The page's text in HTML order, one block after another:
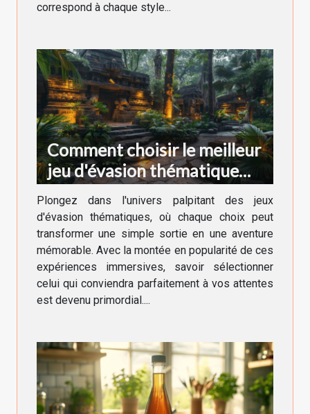
correspond à chaque style...
Comment choisir le meilleur
jeu d'évasion thématique
pour votre prochaine
aventure
Plongez dans l'univers palpitant des jeux
d'évasion thématiques, où chaque choix peut
transformer une simple sortie en une aventure
mémorable. Avec la montée en popularité de ces
expériences immersives, savoir sélectionner
celui qui conviendra parfaitement à vos attentes
est devenu primordial....